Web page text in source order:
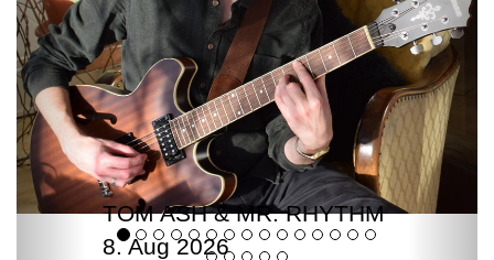
TOM ASH & MR. RHYTHM
8. Aug 2026